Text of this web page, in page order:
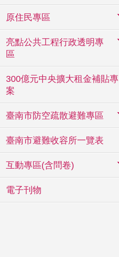
原住民專區
亮點公共工程行政透明專
區
300億元中央擴大租金補貼專
案
臺南市防空疏散避難專區
臺南市避難收容所一覽表
互動專區(含問卷)
電子刊物